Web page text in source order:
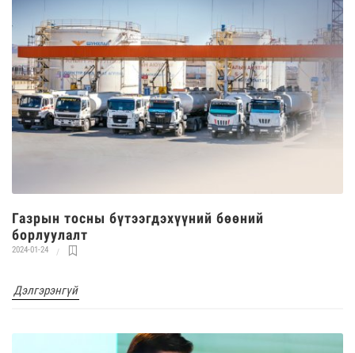
Газрын тосны бүтээгдэхүүний бөөний
борлуулалт
2024-01-24
Дэлгэрэнгүй